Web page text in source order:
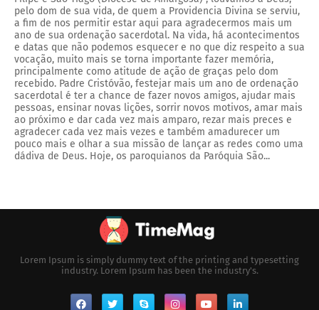
pelo dom de sua vida, de quem a Providencia Divina se serviu,
a fim de nos permitir estar aqui para agradecermos mais um
ano de sua ordenação sacerdotal. Na vida, há acontecimentos
e datas que não podemos esquecer e no que diz respeito a sua
vocação, muito mais se torna importante fazer memória,
principalmente como atitude de ação de graças pelo dom
recebido. Padre Cristóvão, festejar mais um ano de ordenação
sacerdotal é ter a chance de fazer novos amigos, ajudar mais
pessoas, ensinar novas lições, sorrir novos motivos, amar mais
ao próximo e dar cada vez mais amparo, rezar mais preces e
agradecer cada vez mais vezes e também amadurecer um
pouco mais e olhar a sua missão de lançar as redes como uma
dádiva de Deus. Hoje, os paroquianos da Paróquia São...
Lorem Ipsum is simply dummy text of the printing and typesetting
industry. Lorem Ipsum has been the industry's.